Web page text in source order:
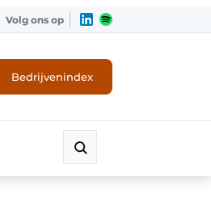
Volg ons op
Bedrijvenindex